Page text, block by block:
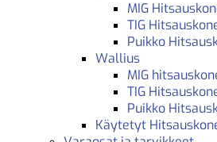
MIG
TIG
Puikko
Wallius
MIG
TIG
Puikko
Käytetyt